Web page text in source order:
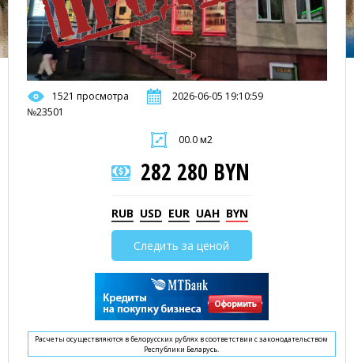
1521 просмотра
2026-06-05 19:10:59
№23501
00.0 м2
282 280 BYN
RUB USD EUR UAH BYN
Следить за ценой
Расчеты осуществляются в белорусских рублях в соответствии с законодательством
Республики Беларусь.